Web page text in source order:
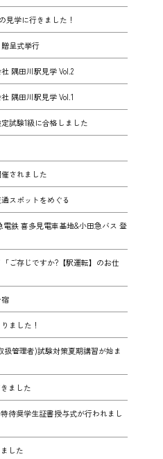
見学に行きました！
贈呈式挙行
隅田川駅見学 Vol.2
隅田川駅見学 Vol.1
試験1級に合格しました
されました
スポットをめぐる
電鉄 喜多見電車基地&小田急バス 登
ご存じですか?【駅運転】のお仕
ました！
扱管理者)試験対策夏期講習が始ま
ました
待奨学生証書授与式が行われまし
した